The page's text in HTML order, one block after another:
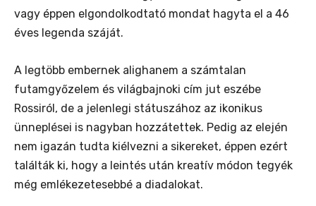
vagy éppen elgondolkodtató mondat hagyta el a 46
éves legenda száját.
A legtöbb embernek alighanem a számtalan
futamgyőzelem és világbajnoki cím jut eszébe
Rossiról, de a jelenlegi státuszához az ikonikus
ünneplései is nagyban hozzátettek. Pedig az elején
nem igazán tudta kiélvezni a sikereket, éppen ezért
találták ki, hogy a leintés után kreatív módon tegyék
még emlékezetesebbé a diadalokat.